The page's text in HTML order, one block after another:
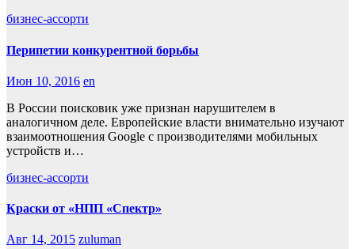
бизнес-ассорти
Перипетии конкурентной борьбы
Июн 10, 2016 en
В России поисковик уже признан нарушителем в
аналогичном деле. Европейские власти внимательно изучают
взаимоотношения Google с производителями мобильных
устройств и…
бизнес-ассорти
Краски от «НПП «Спектр»
Авг 14, 2015 zuluman